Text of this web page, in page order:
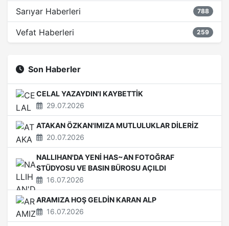
Sarıyar Haberleri 788
Vefat Haberleri 259
Son Haberler
CELAL YAZAYDIN'I KAYBETTİK
29.07.2026
ATAKAN ÖZKAN'IMIZA MUTLULUKLAR DİLERİZ
20.07.2026
NALLIHAN'DA YENİ HAS~AN FOTOĞRAF
STÜDYOSU VE BASIN BÜROSU AÇILDI
16.07.2026
ARAMIZA HOŞ GELDİN KARAN ALP
16.07.2026